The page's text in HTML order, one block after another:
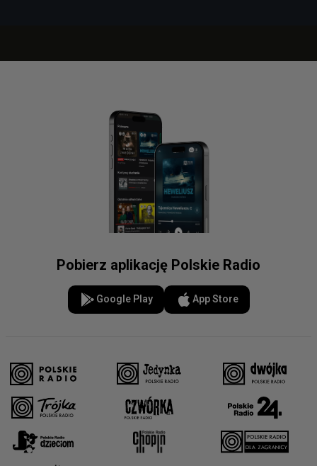
Pobierz aplikację Polskie Radio
Google Play App Store